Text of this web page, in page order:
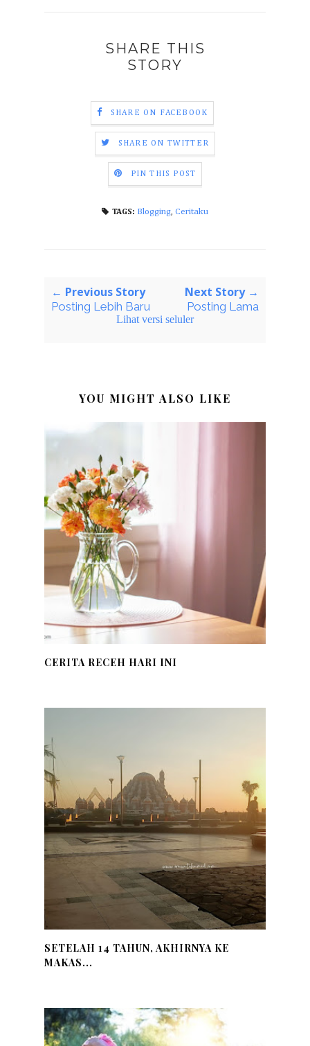
SHARE THIS
STORY
SHARE ON FACEBOOK
SHARE ON TWITTER
PIN THIS POST
TAGS: Blogging, Ceritaku
← Previous Story
Posting Lebih Baru
Next Story →
Posting Lama
Lihat versi seluler
YOU MIGHT ALSO LIKE
CERITA RECEH HARI INI
SETELAH 14 TAHUN, AKHIRNYA KE
MAKAS...